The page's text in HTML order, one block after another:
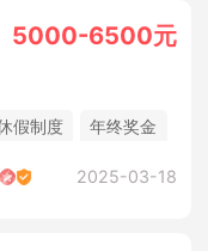
5000-6500元
假制度
年终奖金
2025-03-18